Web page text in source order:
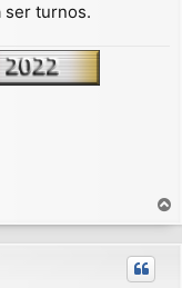
ser turnos.
r
r